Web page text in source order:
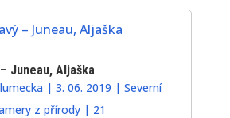
Juneau, Aljaška
|3. 06. 2019 |Severní
z přírody | 21